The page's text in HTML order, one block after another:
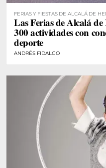
FERIAS Y FIESTAS DE ALCALÁ DE
Las Ferias de Alcalá
300 actividades con
deporte
ANDRÉS FIDALGO